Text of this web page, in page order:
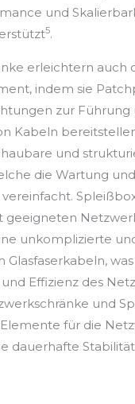
und
5.
erleichtern auch
indem sie
zur Führung
Kabeln
und
die Wartung
geeigneten
unkomplizierte
Glasfaserkabeln,
Effizienz des
und
für die
dauerhafte